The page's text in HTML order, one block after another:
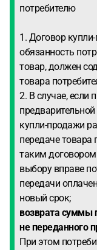
потребителю
1. Договор
обязанность
товар, должен
товара
2. В случае, если
купли-продажи
передаче товара
таким договором
выбору вправе
передачи
новый срок;
возврата суммы
не переданного
При этом